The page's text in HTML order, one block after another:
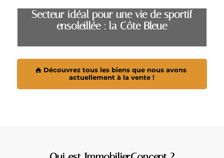
Secteur idéal pour une vie de sportif
ensoleillée : la Côte Bleue
Découvrez tous les biens que nous avons
actuellement à la vente !